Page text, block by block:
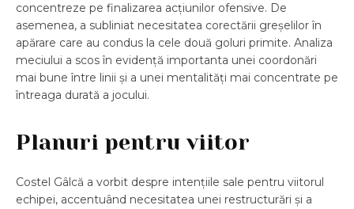
concentreze pe finalizarea acțiunilor ofensive. De
asemenea, a subliniat necesitatea corectării greșelilor în
apărare care au condus la cele două goluri primite. Analiza
meciului a scos în evidență importanta unei coordonări
mai bune între linii și a unei mentalități mai concentrate pe
întreaga durată a jocului.
Planuri pentru viitor
Costel Gâlcă a vorbit despre intențiile sale pentru viitorul
echipei, accentuând necesitatea unei restructurări și a